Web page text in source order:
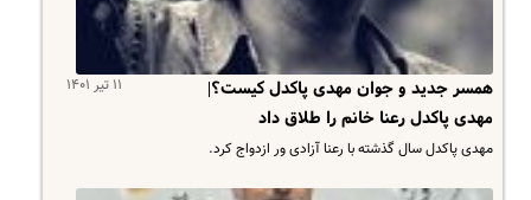
۱۱ تیر ۱۴۰۱
همسر جدید و جوان مهدی پاکدل کیست؟|
مهدی پاکدل رعنا خانم را طلاق داد
مهدی پاکدل سال گذشته با رعنا آزادی ور ازدواج کرد.